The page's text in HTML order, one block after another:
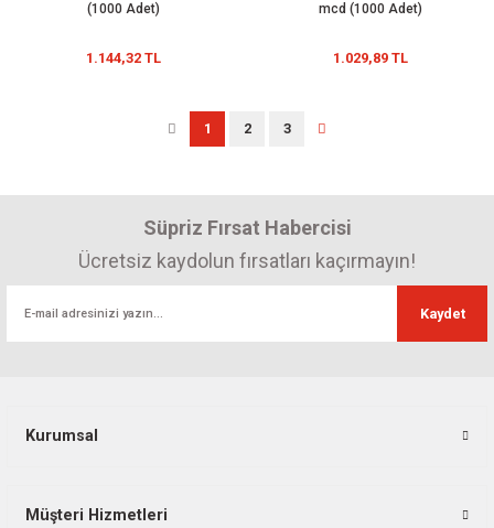
(1000 Adet)
1.144,32 TL
mcd (1000 Adet)
1.029,89 TL
1 2 3
Süpriz Fırsat Habercisi
Ücretsiz kaydolun fırsatları kaçırmayın!
Kaydet
Kurumsal
Müşteri Hizmetleri